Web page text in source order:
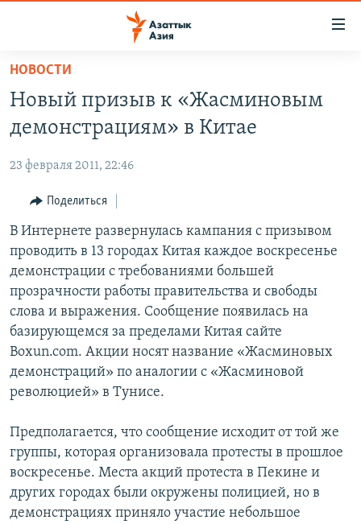
Вернуться
основному
содержанию
навигации
Вернутся
поиску
УЗБЕКИСТАН
ТАДЖИКИСТАН
ВОЙНА В УКРАИНЕ
НА ДРУГИХ ЯЗЫКАХ
ҚАЗАҚША
КЫРГЫЗЧА
ЎЗБЕКЧА
ТОҶИКӢ
TÜRKMENÇE
Все сайты РСЕ/РС
НОВОСТИ
Новый призыв к «Жасминовым
демонстрациям» в Китае
23 февраля 2011, 22:46
Поделиться
В Интернете развернулась кампания с призывом
проводить в 13 городах Китая каждое воскресенье
демонстрации с требованиями большей
прозрачности работы правительства и свободы
слова и выражения. Сообщение появилась на
базирующемся за пределами Китая сайте
Boxun.com. Акции носят название «Жасминовых
демонстраций» по аналогии с «Жасминовой
революцией» в Тунисе.
Предполагается, что сообщение исходит от той же
группы, которая организовала протесты в прошлое
воскресенье. Места акций протеста в Пекине и
других городах были окружены полицией, но в
демонстрациях приняло участие небольшое